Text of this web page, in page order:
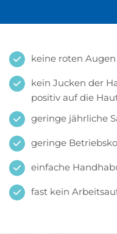
keine roten Augen
kein Jucken der
positiv auf die
geringe jährliche
geringe
einfache
fast kein